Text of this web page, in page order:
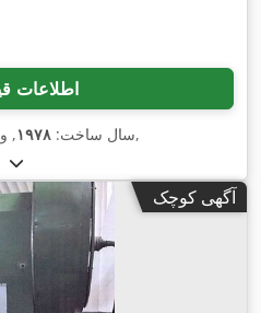
اطلاعات
سال ساخت: ۱۹۷۸, ,
آگهی کوچک